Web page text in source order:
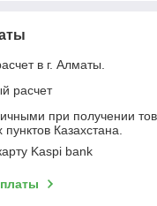
в г. Алматы.
расчет
при получении
Казахстана.
Kaspi bank